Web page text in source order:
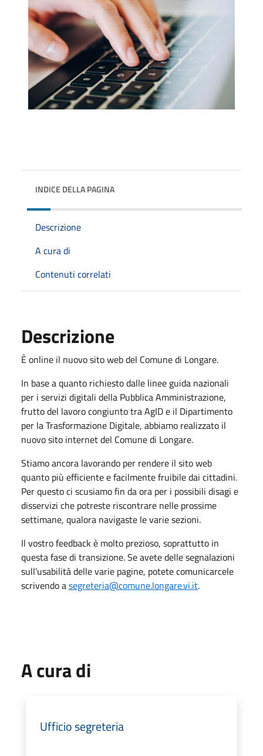
INDICE DELLA PAGINA
Descrizione
A cura di
Contenuti correlati
Descrizione
È online il nuovo sito web del Comune di Longare.
In base a quanto richiesto dalle linee guida nazionali
per i servizi digitali della Pubblica Amministrazione,
frutto del lavoro congiunto tra AgID e il Dipartimento
per la Trasformazione Digitale, abbiamo realizzato il
nuovo sito internet del Comune di Longare.
Stiamo ancora lavorando per rendere il sito web
quanto più efficiente e facilmente fruibile dai cittadini.
Per questo ci scusiamo fin da ora per i possibili disagi e
disservizi che potreste riscontrare nelle prossime
settimane, qualora navigaste le varie sezioni.
Il vostro feedback è molto prezioso, soprattutto in
questa fase di transizione. Se avete delle segnalazioni
sull'usabilità delle varie pagine, potete comunicarcele
scrivendo asegreteria@comune.longare.vi.it.
A cura di
Ufficio segreteria